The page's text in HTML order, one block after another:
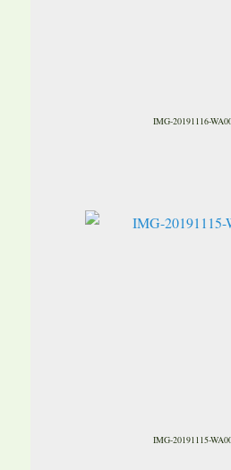
IMG-20191116-
IMG-20191115-